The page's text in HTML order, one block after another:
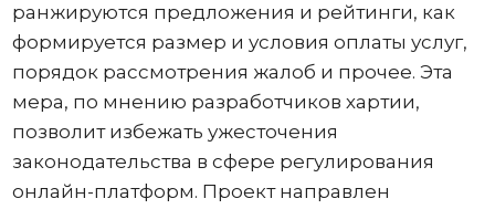
ранжируются предложения и рейтинги, как
формируется размер и условия оплаты услуг,
порядок рассмотрения жалоб и прочее. Эта
мера, по мнению разработчиков хартии,
позволит избежать ужесточения
законодательства в сфере регулирования
онлайн-платформ. Проект направлен